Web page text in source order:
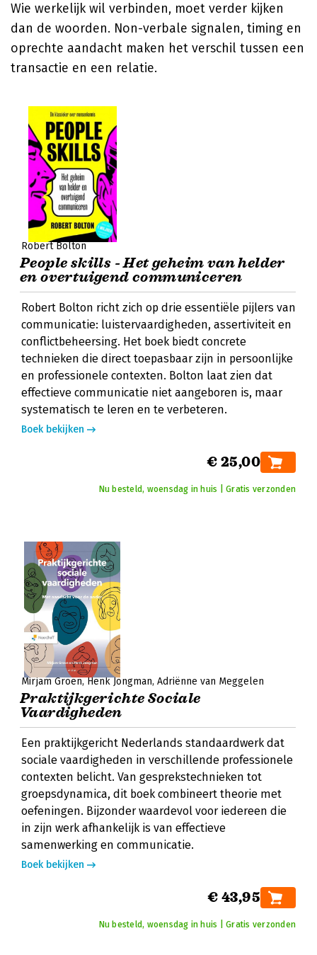
Wie werkelijk wil verbinden, moet verder kijken
dan de woorden. Non-verbale signalen, timing en
oprechte aandacht maken het verschil tussen een
transactie en een relatie.
Robert Bolton
People skills - Het geheim van helder
en overtuigend communiceren
Robert Bolton richt zich op drie essentiële pijlers van
communicatie: luistervaardigheden, assertiviteit en
conflictbeheersing. Het boek biedt concrete
technieken die direct toepasbaar zijn in persoonlijke
en professionele contexten. Bolton laat zien dat
effectieve communicatie niet aangeboren is, maar
systematisch te leren en te verbeteren.
Boek bekijken
€ 25,00
Nu besteld, woensdag in huis | Gratis verzonden
Mirjam Groen Henk Jongman Adriënne van Meggelen
Praktijkgerichte Sociale
Vaardigheden
Een praktijkgericht Nederlands standaardwerk dat
sociale vaardigheden in verschillende professionele
contexten belicht. Van gesprekstechnieken tot
groepsdynamica, dit boek combineert theorie met
oefeningen. Bijzonder waardevol voor iedereen die
in zijn werk afhankelijk is van effectieve
samenwerking en communicatie.
Boek bekijken
€ 43,95
Nu besteld, woensdag in huis | Gratis verzonden